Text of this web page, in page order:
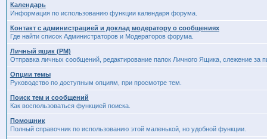
Календарь
Информация по использованию функции календаря форума.
Контакт с администрацией и доклад модератору о сообщениях
Где найти список Администраторов и Модераторов форума.
Личный ящик (PM)
Отправка личных сообщений, редактирование папок Личного Ящика, слежение за
Опции темы
Руководство по доступным опциям, при просмотре тем.
Поиск тем и сообщений
Как воспользоваться функцией поиска.
Помощник
Полный справочник по использованию этой маленькой, но удобной функции.